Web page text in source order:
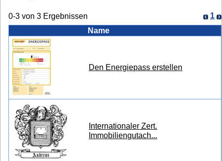
0-3 von 3 Ergebnissen
1
Name
Den Energiepass erstellen
Internationaler Zert.
Immobiliengutach...